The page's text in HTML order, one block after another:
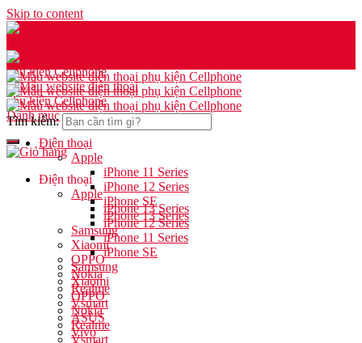
Skip to content
Danh mục
Điện thoại
Apple
iPhone 11 Series
iPhone 12 Series
iPhone SE
iPhone 13 Series
Samsung
Xiaomi
OPPO
Nokia
Realme
Vsmart
ASUS
Vivo
Tìm kiếm:
Điện thoại
Apple
iPhone 13 Series
iPhone 12 Series
iPhone 11 Series
iPhone SE
Samsung
Xiaomi
OPPO
Nokia
Realme
Vsmart